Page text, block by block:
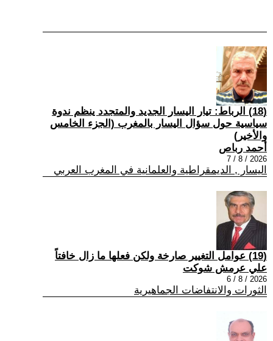
(18) الرباط: تيار اليسار الجديد والمتجدد ينظم ندوة
سياسية حول سؤال اليسار بالمغرب (الجزء الخامس
والأخير)
أحمد رباص
2026 / 8 / 7
اليسار , الديمقراطية والعلمانية في المغرب العربي
(19) عوامل التغيير صارخة ولكن فعلها ما زال خافتاً
علي عرمش شوكت
2026 / 8 / 6
الثورات والانتفاضات الجماهيرية